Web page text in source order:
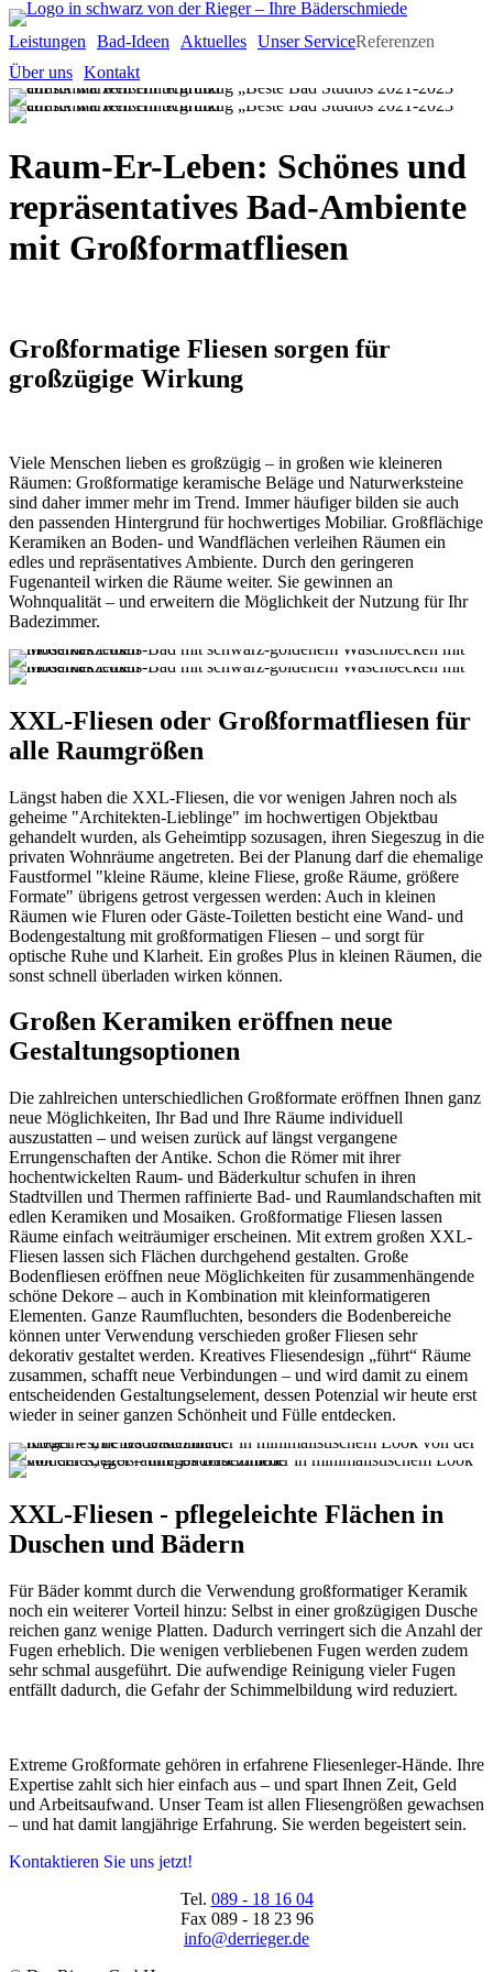
Leistungen Bad-Ideen Aktuelles Unser ServiceReferenzen
Über uns Kontakt
Raum-Er-Leben: Schönes und
reprä­sen­tatives Bad-Ambiente
mit Groß­format­fliesen
Großformatige Fliesen sorgen für
großzügige Wirkung
Viele Menschen lieben es großzügig – in großen wie kleineren
Räumen: Großformatige keramische Beläge und Naturwerksteine
sind daher immer mehr im Trend. Immer häufiger bilden sie auch
den passenden Hintergrund für hochwertiges Mobiliar. Großflächige
Keramiken an Boden- und Wandflächen verleihen Räumen ein
edles und repräsentatives Ambiente. Durch den geringeren
Fugenanteil wirken die Räume weiter. Sie gewinnen an
Wohnqualität – und erweitern die Möglichkeit der Nutzung für Ihr
Badezimmer.
XXL-Fliesen oder Großformatfliesen für
alle Raumgrößen
Längst haben die XXL-Fliesen, die vor wenigen Jahren noch als
geheime "Architekten-Lieblinge" im hochwertigen Objektbau
gehandelt wurden, als Geheimtipp sozusagen, ihren Siegeszug in die
privaten Wohnräume angetreten. Bei der Planung darf die ehemalige
Faustformel "kleine Räume, kleine Fliese, große Räume, größere
Formate" übrigens getrost vergessen werden: Auch in kleinen
Räumen wie Fluren oder Gäste-Toiletten besticht eine Wand- und
Bodengestaltung mit großformatigen Fliesen – und sorgt für
optische Ruhe und Klarheit. Ein großes Plus in kleinen Räumen, die
sonst schnell überladen wirken können.
Großen Keramiken eröffnen neue
Gestaltungsoptionen
Die zahlreichen unterschiedlichen Großformate eröffnen Ihnen ganz
neue Möglichkeiten, Ihr Bad und Ihre Räume individuell
auszustatten – und weisen zurück auf längst vergangene
Errungenschaften der Antike. Schon die Römer mit ihrer
hochentwickelten Raum- und Bäderkultur schufen in ihren
Stadtvillen und Thermen raffinierte Bad- und Raumlandschaften mit
edlen Keramiken und Mosaiken. Großformatige Fliesen lassen
Räume einfach weiträumiger erscheinen. Mit extrem großen XXL-
Fliesen lassen sich Flächen durchgehend gestalten. Große
Bodenfliesen eröffnen neue Möglichkeiten für zusammenhängende
schöne Dekore – auch in Kombination mit kleinformatigeren
Elementen. Ganze Raumfluchten, besonders die Bodenbereiche
können unter Verwendung verschieden großer Fliesen sehr
dekorativ gestaltet werden. Kreatives Fliesendesign „führt“ Räume
zusammen, schafft neue Verbindungen – und wird damit zu einem
entscheidenden Gestaltungselement, dessen Potenzial wir heute erst
wieder in seiner ganzen Schönheit und Fülle entdecken.
XXL-Fliesen - pflegeleichte Flächen in
Duschen und Bädern
Für Bäder kommt durch die Verwendung großformatiger Keramik
noch ein weiterer Vorteil hinzu: Selbst in einer großzügigen Dusche
reichen ganz wenige Platten. Dadurch verringert sich die Anzahl der
Fugen erheblich. Die wenigen verbliebenen Fugen werden zudem
sehr schmal ausgeführt. Die aufwendige Reinigung vieler Fugen
entfällt dadurch, die Gefahr der Schimmelbildung wird reduziert.
Extreme Großformate gehören in erfahrene Fliesenleger-Hände. Ihre
Expertise zahlt sich hier einfach aus – und spart Ihnen Zeit, Geld
und Arbeitsaufwand. Unser Team ist allen Fliesengrößen gewachsen
– und hat damit langjährige Erfahrung. Sie werden begeistert sein.
Kontaktieren Sie uns jetzt!
Tel. 089 - 18 16 04
Fax 089 - 18 23 96
info@derrieger.de